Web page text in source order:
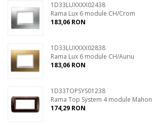
1D33LUXXXX02438
Rama Lux 6 module CH/Crom
183,06 RON
1D33LUXXXX02838
Rama Lux 6 module CH/Auriu
183,06 RON
1D33TOPSYS01238
Rama Top System 4 module Mahon
174,29 RON